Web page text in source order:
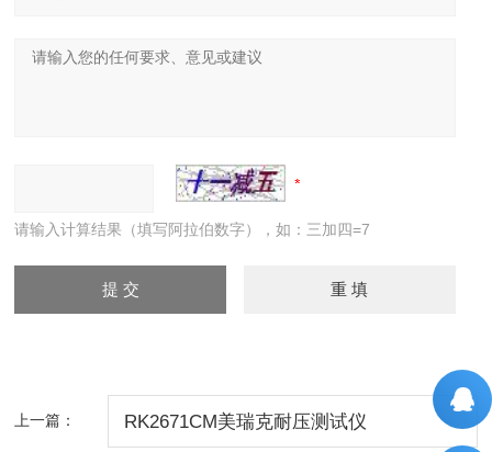
请输入计算结果（填写阿拉伯数字），如：三加四=7
上一篇： RK2671CM美瑞克耐压测试仪